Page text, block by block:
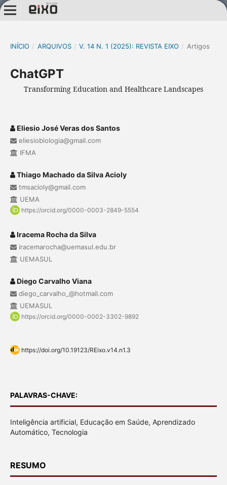
INÍCIO / ARQUIVOS / V. 14 N. 1 (2025): REVISTA EIXO / Artigos
ChatGPT
Transforming Education and Healthcare Landscapes
Eliesio José Veras dos Santos
eliesiobiologia@gmail.com
IFMA
Thiago Machado da Silva Acioly
tmsacioly@gmail.com
UEMA
https://orcid.org/0000-0003-2849-5554
Iracema Rocha da Silva
iracemarocha@uemasul.edu.br
UEMASUL
Diego Carvalho Viana
diego_carvalho_@hotmail.com
UEMASUL
https://orcid.org/0000-0002-3302-9892
https://doi.org/10.19123/REixo.v14.n1.3
PALAVRAS-CHAVE:
Inteligência artificial, Educação em Saúde, Aprendizado
Automático, Tecnologia
RESUMO